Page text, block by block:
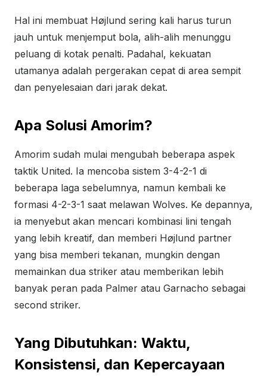
Hal ini membuat Højlund sering kali harus turun
jauh untuk menjemput bola, alih-alih menunggu
peluang di kotak penalti. Padahal, kekuatan
utamanya adalah pergerakan cepat di area sempit
dan penyelesaian dari jarak dekat.
Apa Solusi Amorim?
Amorim sudah mulai mengubah beberapa aspek
taktik United. Ia mencoba sistem 3-4-2-1 di
beberapa laga sebelumnya, namun kembali ke
formasi 4-2-3-1 saat melawan Wolves. Ke depannya,
ia menyebut akan mencari kombinasi lini tengah
yang lebih kreatif, dan memberi Højlund partner
yang bisa memberi tekanan, mungkin dengan
memainkan dua striker atau memberikan lebih
banyak peran pada Palmer atau Garnacho sebagai
second striker.
Yang Dibutuhkan: Waktu,
Konsistensi, dan Kepercayaan